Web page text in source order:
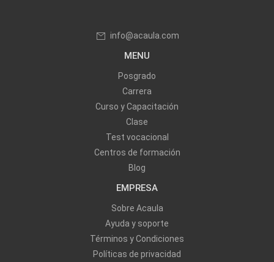
info@acaula.com
MENU
Posgrado
Carrera
Curso y Capacitación
Clase
Test vocacional
Centros de formación
Blog
EMPRESA
Sobre Acaula
Ayuda y soporte
Términos y Condiciones
Políticas de privacidad